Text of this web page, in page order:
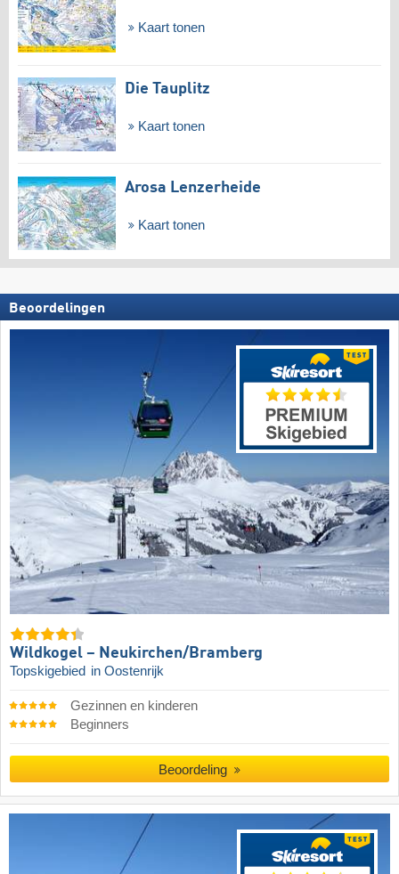
Kaart tonen
Die Tauplitz
Kaart tonen
Arosa Lenzerheide
Kaart tonen
Beoordelingen
Wildkogel – Neukirchen/​Bramberg
Topskigebied in Oostenrijk
Gezinnen en kinderen
Beginners
Beoordeling